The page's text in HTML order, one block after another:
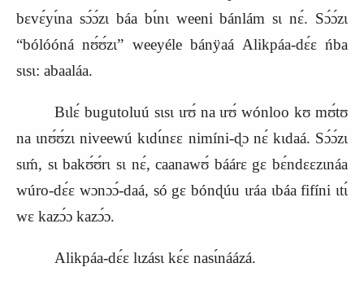
bɛvɛ́yɩ́na sɔ́ɔ́zɩ báa bɩ́nɩ weeni bánlám sɩ nɛ́. Sɔ́ɔ́zɩ
“bólóóná nʊ́ʊ́zɩ” weeyéle bánÿaá Alikpáa-dɛ́ɛ ńba
sɩsɩ: abaaláa.
Bɩlɛ́ bugutoluú sɩsɩ ɩrʊ́ na ɩrʊ́ wónloo kʊ mʊ́tʊ
na ɩnʊ́ʊ́zɩ niveewú kɩdɩ́nɛɛ nimíni-ɖɔ nɛ́ kɩdaá. Sɔ́ɔ́zɩ
sɩḿ, sɩ bakʊ́ʊ́rɩ sɩ nɛ́, caanawʊ́ báárɛ gɛ bɛ́ndɛɛzɩnáa
wúro-dɛ́ɛ wɔnɔɔ́-daá, só gɛ bónɖúu ɩráa ɩbáa fifíni ɩtɩ́
wɛ kazɔ́ɔ kazɔ́ɔ.
Alikpáa-dɛ́ɛ lɩzásɩ kɛ́ɛ nasɩ́náázá.